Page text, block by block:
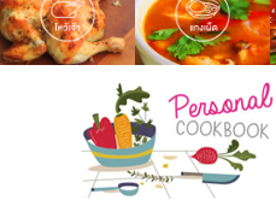
เคล็ดลับน่ารู้
เปรียบเทียบหน่วยกา
เปรียบเทียบอุณหภูมิ
เปรียบเทียบน้ำหนัก
FoodPedia
สร้าง Cookbook